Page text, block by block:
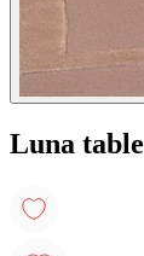
Luna table